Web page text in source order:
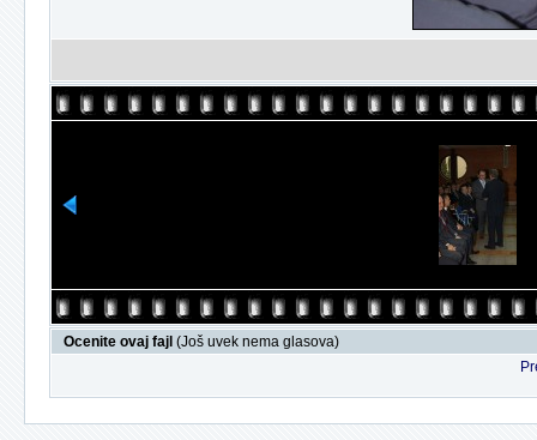
Ocenite ovaj fajl (Još uvek nema glasova)